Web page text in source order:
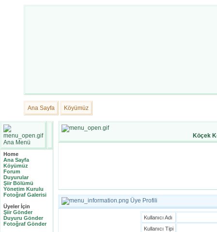
Ana Sayfa Köyümüz
Ana Menü
Home
Ana Sayfa
Köyümüz
Forum
Duyurular
Şiir Bölümü
Yönetim Kurulu
Fotoğraf Galerisi
Üyeler İçin
Şiir Gönder
Duyuru Gönder
Fotoğraf Gönder
Köçek
Üye Profili
Kullanıcı Adı
Kullanıcı Tipi